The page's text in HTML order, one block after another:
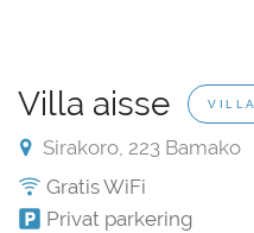
Villa aisse VILLA
Sirakoro, 223 Bamako
Gratis WiFi
Privat parkering